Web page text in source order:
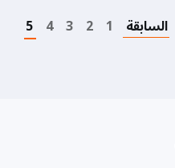
السابقة 1
2
3
4
5